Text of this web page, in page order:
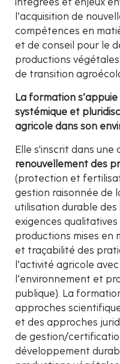
l’acquisition de
compétences en
et de conseil pour le
productions
de transition
La formation
systémique et
agricole dans son
Elle s'inscrit dans une
renouvellement des
(protection et
gestion raisonnée de
utilisation durable
exigences
productions mises en
et traçabilité des
l’activité agricole
l’environnement et
publique). La
approches
et des approches
de gestion/
développement